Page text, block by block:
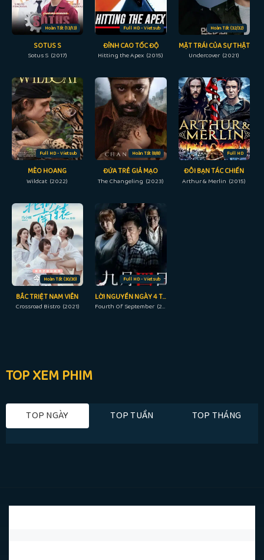
Hoàn Tất (13/13)
SOTUS S
Sotus S (2017)
Full HD - Vietsub
ĐỈNH CAO TỐC ĐỘ
Hitting the Apex (2015)
Hoàn Tất (32/32)
MẶT TRÁI CỦA SỰ THẬT
Undercover (2021)
Full HD - Vietsub
MÈO HOANG
Wildcat (2022)
Hoàn Tất (8/8)
ĐỨA TRẺ GIẢ MẠO
The Changeling (2023)
Full HD
ĐÔI BẠN TÁC CHIẾN
Arthur & Merlin (2015)
Hoàn Tất (30/30)
BẮC TRIỆT NAM VIÊN
Crossroad Bistro (2021)
Full HD - Vietsub
LỜI NGUYỀN NGÀY 4 THÁNG 9
Fourth Of September (2018)
TOP XEM PHIM
TOP NGÀY TOP TUẦN TOP THÁNG